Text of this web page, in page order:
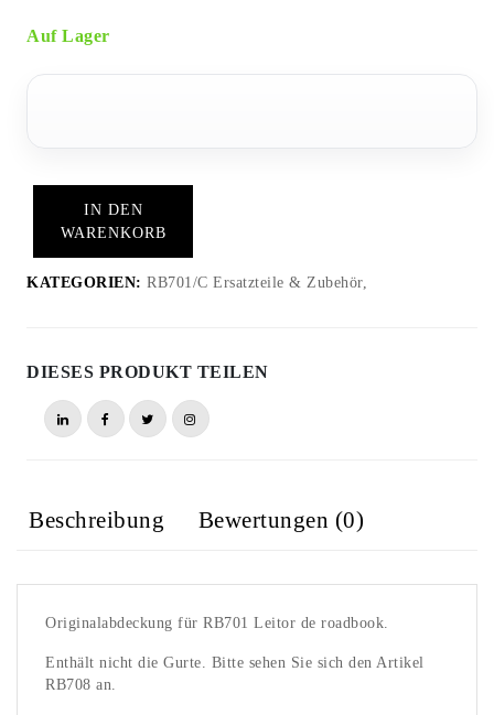
Auf Lager
IN DEN
WARENKORB
KATEGORIEN: RB701/C Ersatzteile & Zubehör,
DIESES PRODUKT TEILEN
Beschreibung Bewertungen (0)
Originalabdeckung für RB701 Leitor de roadbook.
Enthält nicht die Gurte. Bitte sehen Sie sich den Artikel
RB708 an.